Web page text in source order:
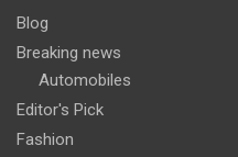
Blog
Breaking news
Automobiles
Editor's Pick
Fashion